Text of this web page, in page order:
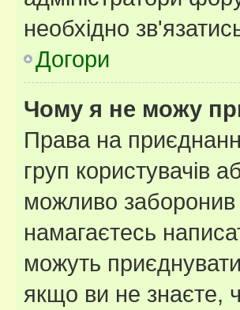
необхідно
Догори
Чому я не можу
Права на
груп користувачів
можливо
намагаєтесь
можуть
якщо ви не знаєте,